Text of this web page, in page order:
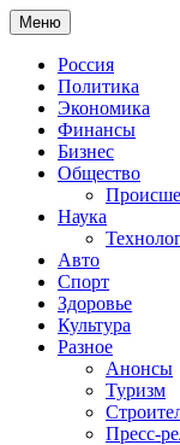
Меню
Россия
Политика
Экономика
Финансы
Бизнес
Общество
Наука
Авто
Спорт
Здоровье
Культура
Разное
Анонсы
Туризм
Пресс-